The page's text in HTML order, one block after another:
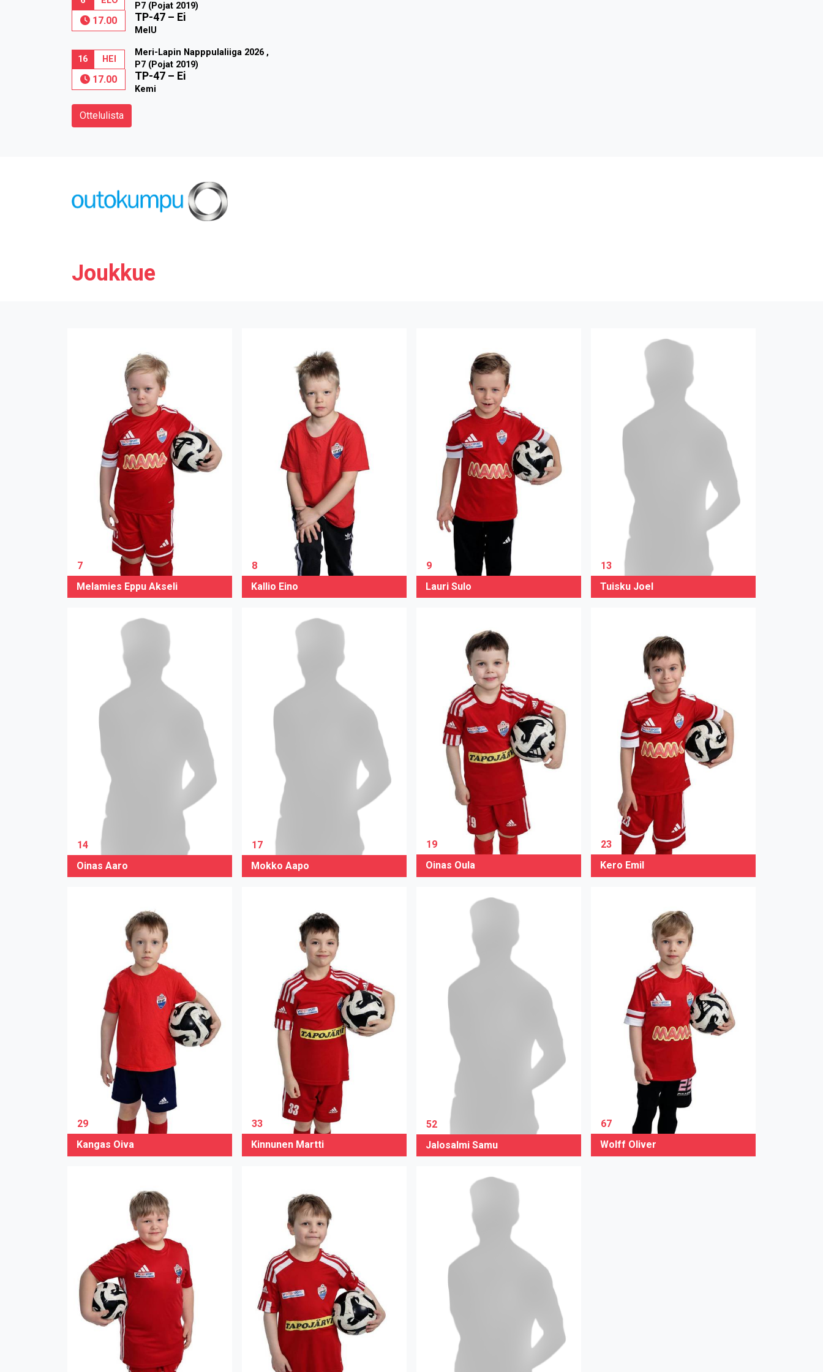
17.00
P7 (Pojat 2019)
TP-47– Ei
MelU
16 HEI
17.00
Meri-Lapin Napppulaliiga 2026 ,
P7 (Pojat 2019)
TP-47– Ei
Kemi
Ottelulista
Joukkue
7
Melamies Eppu Akseli
8
Kallio Eino
9
Lauri Sulo
13
Tuisku Joel
14
Oinas Aaro
17
Mokko Aapo
19
Oinas Oula
23
Kero Emil
29
Kangas Oiva
33
Kinnunen Martti
52
Jalosalmi Samu
67
Wolff Oliver